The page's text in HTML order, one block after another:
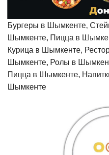
Бургеры в Шымкенте,
Шымкенте, Пицца в
Курица в Шымкенте,
Шымкенте, Ролы в
Пицца в Шымкенте,
Шымкенте